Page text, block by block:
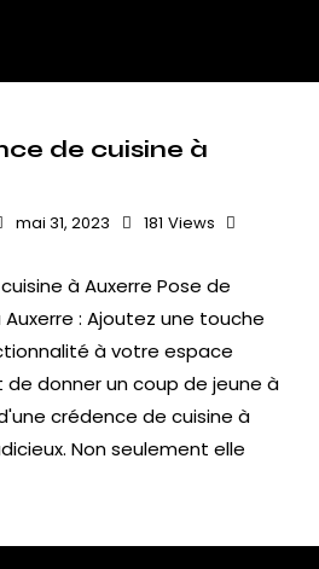
de cuisine à
mai 31, 2023 181 Views
à Auxerre Pose de
: Ajoutez une touche
à votre espace
de donner un coup de jeune à
crédence de cuisine à
Non seulement elle